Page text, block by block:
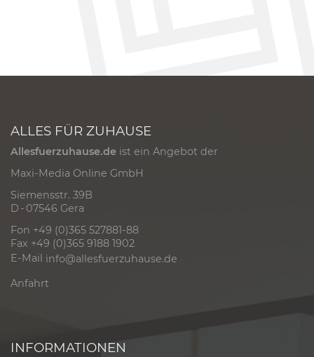
ALLES FÜR ZUHAUSE
Allesfuerzuhause.de ist ein Angebot der
Maxi-Media Online GmbH
Siemensstr. 39B
D - 07546 Gera
Fon +49 (0)365 527881-88
Fax +49 (0)365 9188 1902
E-Mail info@allesfuerzuhause.de
Anfahrt
INFORMATIONEN